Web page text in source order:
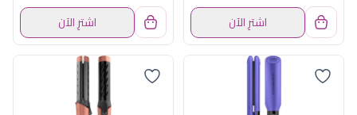
اشترِ الآن
اشترِ الآن